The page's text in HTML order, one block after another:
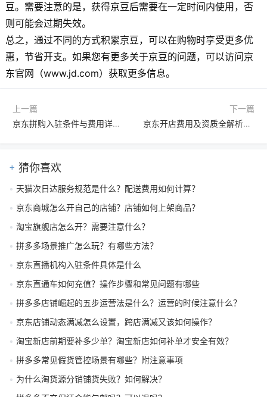
豆。需要注意的是，获得京豆后需要在一定时间内使用，否
则可能会过期失效。
总之，通过不同的方式积累京豆，可以在购物时享受更多优
惠，节省开支。如果您有更多关于京豆的问题，可以访问京
东官网（www.jd.com）获取更多信息。
上一篇
京东拼购入驻条件与费用详解：公司资质、保证金及收费标准一览
下一篇
京东开店费用及资质全解析：平台使用费、保证金与必备条件说明
猜你喜欢
天猫次日达服务规范是什么？配送费用如何计算？
京东商城怎么开自己的店铺？店铺如何上架商品？
淘宝旗舰店怎么开？需要注意什么？
拼多多场景推广怎么玩？有哪些方法？
京东直播机构入驻条件具体是什么
京东直通车如何充值？操作步骤和常见问题有哪些
拼多多店铺崛起的五步运营法是什么？运营的时候注意什么？
京东店铺动态满减怎么设置，跨店满减又该如何操作？
淘宝新店前期要补多少单？淘宝新店如何补单才安全有效？
拼多多常见假货管控场景有哪些？附注意事项
为什么淘货源分销铺货失败？如何解决？